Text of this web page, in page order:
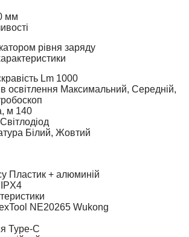
мм
рівня заряду
Lm 1000
освітлення Максимальний, Середній,
м 140
Світлодіод
Білий, Жовтий
Пластик + алюминій
IPX4
NE20265 Wukong
Type-C